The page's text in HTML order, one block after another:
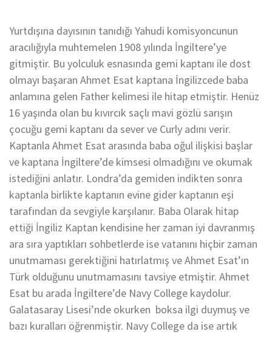
Yurtdışına dayısının tanıdığı Yahudi komisyoncunun
aracılığıyla muhtemelen 1908 yılında İngiltere’ye
gitmiştir. Bu yolculuk esnasında gemi kaptanı ile dost
olmayı başaran Ahmet Esat kaptana İngilizcede baba
anlamına gelen Father kelimesi ile hitap etmiştir. Henüz
16 yaşında olan bu kıvırcık saçlı mavi gözlü sarışın
çocuğu gemi kaptanı da sever ve Curly adını verir.
Kaptanla Ahmet Esat arasında baba oğul ilişkisi başlar
ve kaptana İngiltere’de kimsesi olmadığını ve okumak
istediğini anlatır. Londra’da gemiden indikten sonra
kaptanla birlikte kaptanın evine gider kaptanın eşi
tarafından da sevgiyle karşılanır. Baba Olarak hitap
ettiği İngiliz Kaptan kendisine her zaman iyi davranmış
ara sıra yaptıkları sohbetlerde ise vatanını hiçbir zaman
unutmaması gerektiğini hatırlatmış ve Ahmet Esat’ın
Türk olduğunu unutmamasını tavsiye etmiştir. Ahmet
Esat bu arada İngiltere’de Navy College kaydolur.
Galatasaray Lisesi’nde okurken boksa ilgi duymuş ve
bazı kuralları öğrenmiştir. Navy College da ise artık